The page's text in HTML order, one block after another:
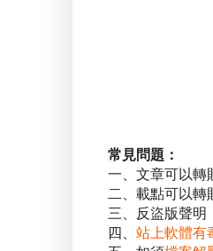
常見問題：
一、文章可以轉
二、載點可以轉
三、反盜版聲明
四、 站上軟體有